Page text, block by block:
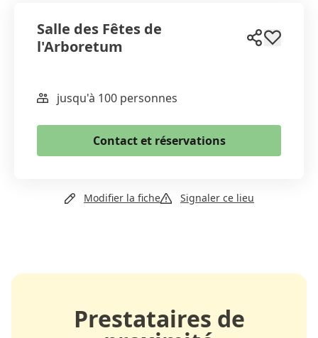
Salle des Fêtes de
l'Arboretum
WhatsApp
Email
Copier le lien
jusqu'à 100 personnes
Contact et réservations
Email
Modifier la fiche Signaler ce lieu
Prestataires de